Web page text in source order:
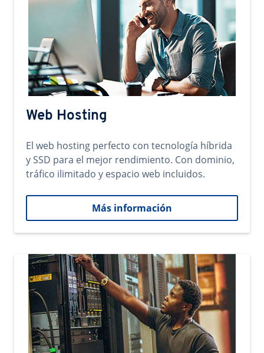
Web Hosting
El web hosting perfecto con tecnología híbrida
y SSD para el mejor rendimiento. Con dominio,
tráfico ilimitado y espacio web incluidos.
Más información